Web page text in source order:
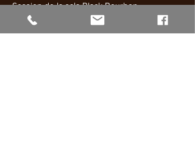
Session de la sala Black Bourbon.